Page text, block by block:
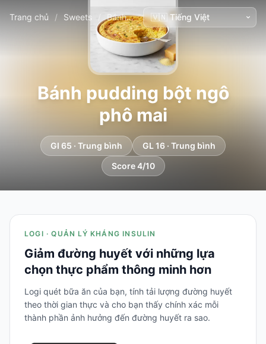
Trang chủ / Sweets Bánh pudding bột ngô phô mai
Bánh pudding bột ngô
phô mai
GI 65 · Trung bình
GL 16 · Trung bình
Score 4/10
LOGI · QUẢN LÝ KHÁNG INSULIN
Giảm đường huyết với những lựa
chọn thực phẩm thông minh hơn
Logi quét bữa ăn của bạn, tính tải lượng đường huyết
theo thời gian thực và cho bạn thấy chính xác mỗi
thành phần ảnh hưởng đến đường huyết ra sao.